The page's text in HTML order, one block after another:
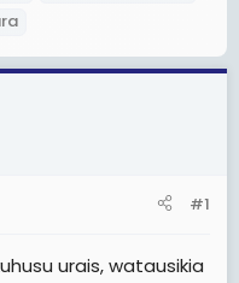
#1
urais, watausikia